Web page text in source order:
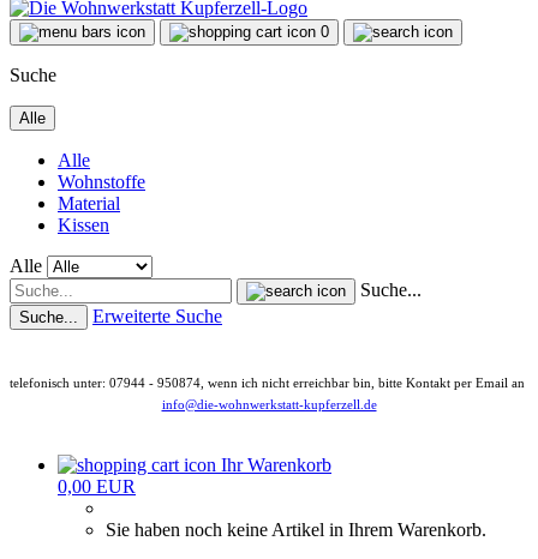
0
Suche
Alle
Alle
Wohnstoffe
Material
Kissen
Alle
Suche...
Suche... Erweiterte Suche
telefonisch unter: 07944 - 950874, wenn ich nicht erreichbar bin, bitte Kontakt per Email an
info@die-wohnwerkstatt-kupferzell.de
Ihr Warenkorb
0,00 EUR
Sie haben noch keine Artikel in Ihrem Warenkorb.